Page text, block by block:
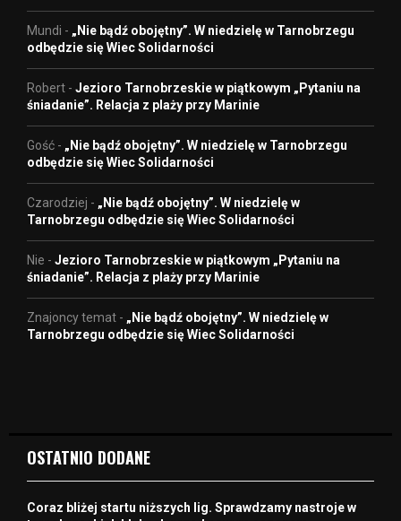
Mundi - „Nie bądź obojętny”. W niedzielę w Tarnobrzegu
odbędzie się Wiec Solidarności
Robert - Jezioro Tarnobrzeskie w piątkowym „Pytaniu na
śniadanie”. Relacja z plaży przy Marinie
Gość - „Nie bądź obojętny”. W niedzielę w Tarnobrzegu
odbędzie się Wiec Solidarności
Czarodziej - „Nie bądź obojętny”. W niedzielę w
Tarnobrzegu odbędzie się Wiec Solidarności
Nie - Jezioro Tarnobrzeskie w piątkowym „Pytaniu na
śniadanie”. Relacja z plaży przy Marinie
Znajoncy temat - „Nie bądź obojętny”. W niedzielę w
Tarnobrzegu odbędzie się Wiec Solidarności
OSTATNIO DODANE
Coraz bliżej startu niższych lig. Sprawdzamy nastroje w